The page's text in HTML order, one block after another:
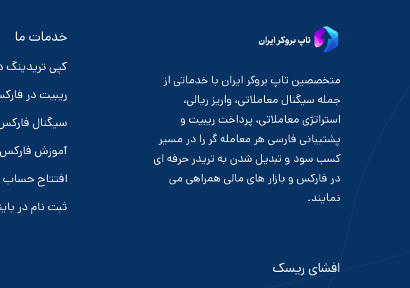
متخصصین تاپ بروکر ایران با خدماتی از
جمله سیگنال معاملاتی، واریز ریالی،
استراتژی معاملاتی، پرداخت ریبیت و
پشتیبانی فارسی هر معامله گر را در مسیر
کسب سود و تبدیل شدن به تریدر حرفه ای
در فارکس و بازار های مالی همراهی می
نمایند.
افشای ریسک
خدمات ما
کپی تریدینگ
ریبیت در
سیگنال
آموزش فارکس
افتتاح
ثبت نام در